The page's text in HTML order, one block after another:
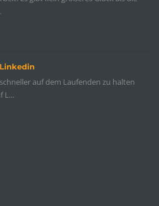
auf dem Laufenden zu halten
L...